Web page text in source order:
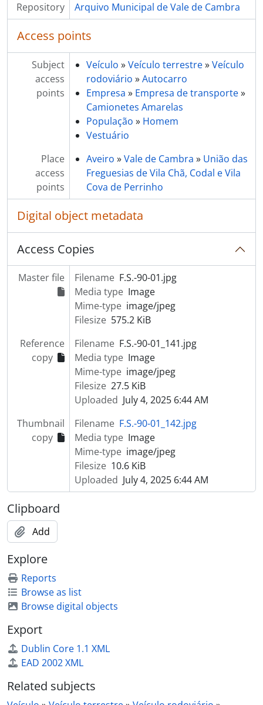
Repository
Arquivo Municipal de Vale de Cambra
Access points
Subject
access
points
Veículo »Veículo terrestre»Veículo
rodoviário »Autocarro
Empresa » Empresa de transporte»
Camionetes Amarelas
População » Homem
Vestuário
Place
access
points
Aveiro »Vale de Cambra » União das
Freguesias de Vila Chã, Codal e Vila
Cova de Perrinho
Digital object metadata
Access Copies
Master file Filename F.S.-90-01.jpg
Media type Image
Mime-type image/jpeg
Filesize 575.2 KiB
Reference
copy
Filename F.S.-90-01_141.jpg
Media type Image
Mime-type image/jpeg
Filesize 27.5 KiB
Uploaded July 4, 2025 6:44 AM
Thumbnail
copy
Filename F.S.-90-01_142.jpg
Media type Image
Mime-type image/jpeg
Filesize 10.6 KiB
Uploaded July 4, 2025 6:44 AM
Clipboard
Add
Explore
Reports
Browse as list
Browse digital objects
Export
Dublin Core 1.1 XML
EAD 2002 XML
Related subjects